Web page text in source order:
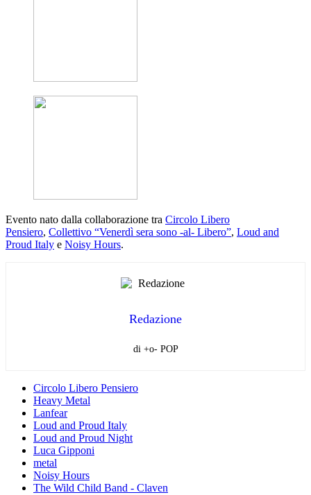
Evento nato dalla collaborazione tra Circolo Libero
Pensiero, Collettivo “Venerdì sera sono -al- Libero”, Loud and
Proud Italy e Noisy Hours.
Redazione
di +o- POP
Circolo Libero Pensiero
Heavy Metal
Lanfear
Loud and Proud Italy
Loud and Proud Night
Luca Gipponi
metal
Noisy Hours
The Wild Child Band - Claven